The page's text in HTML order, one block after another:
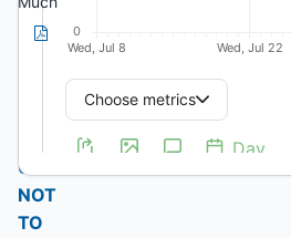
PDF
(Spanish)
MODELATE
OR
NOT
TO